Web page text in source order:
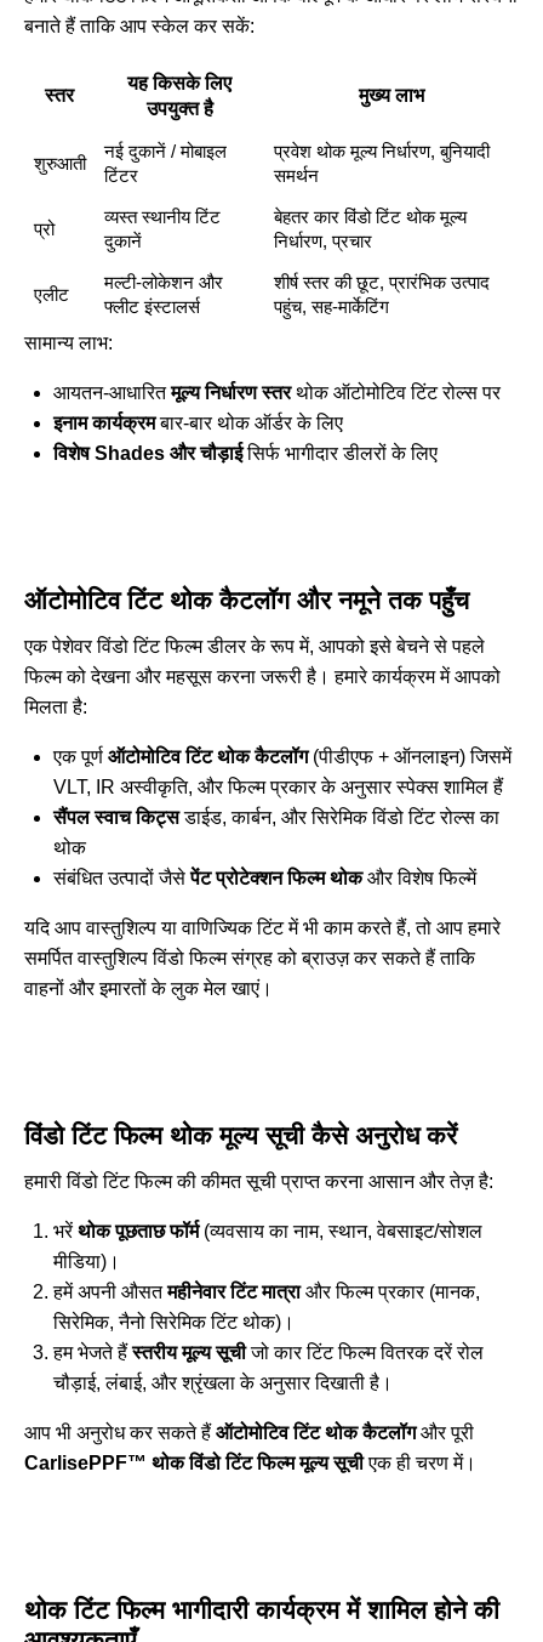
बनाते हैं ताकि आप स्केल कर सकें:
स्तर
यह किसके लिए
उपयुक्त है
मुख्य लाभ
शुरुआती
नई दुकानें / मोबाइल
टिंटर
प्रवेश थोक मूल्य निर्धारण, बुनियादी
समर्थन
प्रो
व्यस्त स्थानीय टिंट
दुकानें
बेहतर कार विंडो टिंट थोक मूल्य
निर्धारण, प्रचार
एलीट
मल्टी-लोकेशन और
फ्लीट इंस्टालर्स
शीर्ष स्तर की छूट, प्रारंभिक उत्पाद
पहुंच, सह-मार्केटिंग
सामान्य लाभ:
आयतन-आधारितमूल्य निर्धारण स्तरथोक ऑटोमोटिव टिंट रोल्स पर
इनाम कार्यक्रमबार-बार थोक ऑर्डर के लिए
विशेष Shades और चौड़ाईसिर्फ भागीदार डीलरों के लिए
ऑटोमोटिव टिंट थोक कैटलॉग और नमूने तक पहुँच
एक पेशेवर विंडो टिंट फिल्म डीलर के रूप में, आपको इसे बेचने से पहले
फिल्म को देखना और महसूस करना जरूरी है। हमारे कार्यक्रम में आपको
मिलता है:
एक पूर्ण ऑटोमोटिव टिंट थोक कैटलॉग(पीडीएफ + ऑनलाइन) जिसमें
VLT, IR अस्वीकृति, और फिल्म प्रकार के अनुसार स्पेक्स शामिल हैं
सैंपल स्वाच किट्सडाईड, कार्बन, और सिरेमिक विंडो टिंट रोल्स का
थोक
संबंधित उत्पादों जैसेपेंट प्रोटेक्शन फिल्म थोकऔर विशेष फिल्में
यदि आप वास्तुशिल्प या वाणिज्यिक टिंट में भी काम करते हैं, तो आप हमारे
समर्पितवास्तुशिल्प विंडो फिल्म संग्रहको ब्राउज़ कर सकते हैं ताकि
वाहनों और इमारतों के लुक मेल खाएं।
विंडो टिंट फिल्म थोक मूल्य सूची कैसे अनुरोध करें
हमारी विंडो टिंट फिल्म की कीमत सूची प्राप्त करना आसान और तेज़ है:
भरेंथोक पूछताछ फॉर्म(व्यवसाय का नाम, स्थान, वेबसाइट/सोशल
मीडिया)।
हमें अपनी औसतमहीनेवार टिंट मात्राऔर फिल्म प्रकार (मानक,
सिरेमिक, नैनो सिरेमिक टिंट थोक)।
हम भेजते हैंस्तरीय मूल्य सूचीजो कार टिंट फिल्म वितरक दरें रोल
चौड़ाई, लंबाई, और श्रृंखला के अनुसार दिखाती है।
आप भी अनुरोध कर सकते हैं ऑटोमोटिव टिंट थोक कैटलॉगऔर पूरी
CarlisePPF™ थोक विंडो टिंट फिल्म मूल्य सूचीएक ही चरण में।
थोक टिंट फिल्म भागीदारी कार्यक्रम में शामिल होने की